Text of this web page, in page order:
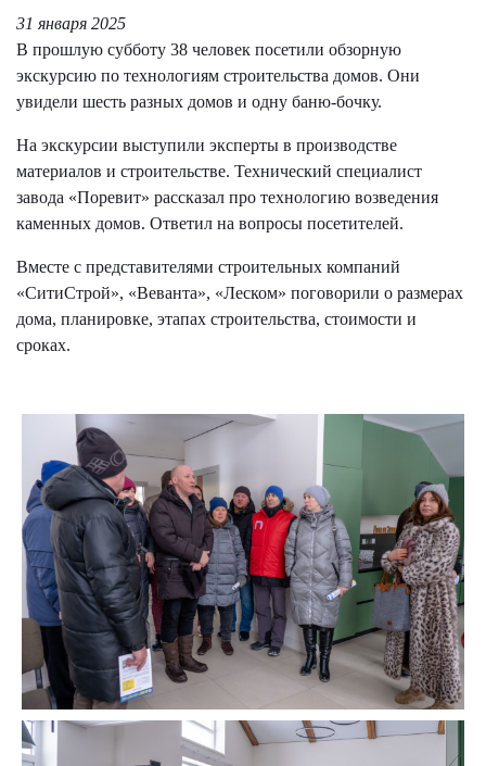
31 января 2025
В прошлую субботу 38 человек посетили обзорную
экскурсию по технологиям строительства домов. Они
увидели шесть разных домов и одну баню-бочку.
На экскурсии выступили эксперты в производстве
материалов и строительстве. Технический специалист
завода «Поревит» рассказал про технологию возведения
каменных домов. Ответил на вопросы посетителей.
Вместе с представителями строительных компаний
«СитиСтрой», «Веванта», «Леском» поговорили о размерах
дома, планировке, этапах строительства, стоимости и
сроках.